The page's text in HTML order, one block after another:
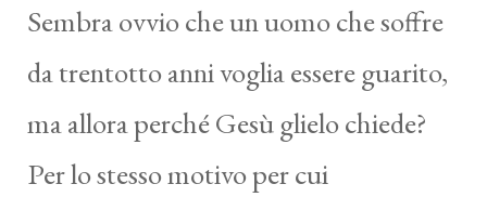
Sembra ovvio che un uomo che soffre
da trentotto anni voglia essere guarito,
ma allora perché Gesù glielo chiede?
Per lo stesso motivo per cui